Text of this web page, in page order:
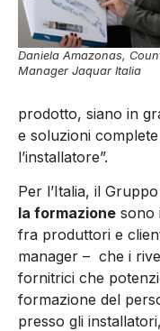
Daniela Amazonas,
Manager Jaquar Italia
prodotto, siano in
e soluzioni
l’installatore”.
Per l’Italia, il
la formazione sono
fra produttori e
manager – che i
fornitrici che
formazione del
presso gli